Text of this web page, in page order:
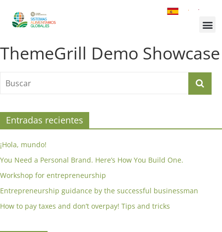
ThemeGrill Demo Showcase
Entradas recientes
¡Hola, mundo!
You Need a Personal Brand. Here’s How You Build One.
Workshop for entrepreneurship
Entrepreneurship guidance by the successful businessman
How to pay taxes and don’t overpay! Tips and tricks